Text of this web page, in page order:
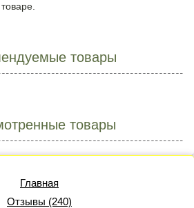
товары
товары
Главная
Отзывы (240)